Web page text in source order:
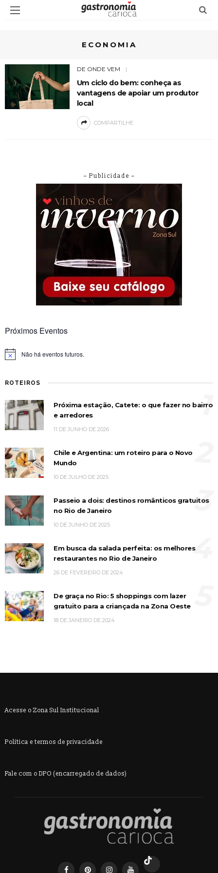
ECONOMIA
DE ONDE VEM
Um ciclo do bem: conheça as
vantagens de apoiar um produtor
local
COMPARTILHE
– Publicidade –
Próximos Eventos
Notice Não há eventos futuros.
ROTEIROS
Próxima estação, Catete: o que fazer no bairro
e arredores
11 DE JUNHO DE 2026
1
Chile e Argentina: um roteiro para o Novo
Mundo
10 DE JULHO DE 2025
Passeio a dois: destinos românticos gratuitos
no Rio de Janeiro
10 DE JUNHO DE 2025
3
Em busca da salada perfeita: os melhores
restaurantes no Rio de Janeiro
26 DE FEVEREIRO DE 2024
4
De graça no Rio: 5 shoppings com lazer
gratuito para a criançada na Zona Oeste
18 DE JANEIRO DE 2024
Acesse o Zona Sul Institucional
Política e termos de privacidade
Fale com o DPO (encarregado de dados)